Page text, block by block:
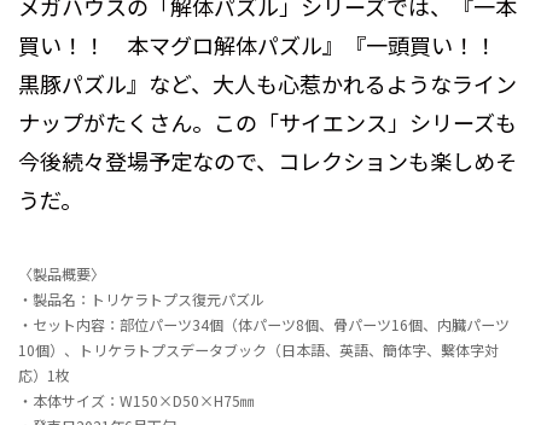
買い！！ 本マグロ解体パズル』『一頭買い！！
黒豚パズル』など、大人も心惹かれるようなライン
ナップがたくさん。この「サイエンス」シリーズも
今後続々登場予定なので、コレクションも楽しめそ
うだ。
〈製品概要〉
・製品名：トリケラトプス復元パズル
・セット内容：部位パーツ34個（体パーツ8個、骨パーツ16個、内臓パーツ
10個）、トリケラトプスデータブック（日本語、英語、簡体字、繫体字対
応）1枚
・本体サイズ：W150×D50×H75㎜